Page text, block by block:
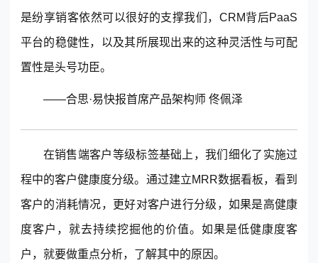
是纷享销客依然可以很好的支撑我们，CRM背后PaaS
平台的稳健性，以及其所展现出来的这种灵活性与可配
置性是头号功臣。
——合思·易快报首席产品架构师 佟佩泽
在销售端客户等级标签基础上，我们细化了实施过
程中的客户健康度分级。通过建立MRR数据看板，看到
客户的消耗情况，更好对客户进行分级，如果是高健康
度客户，就去持续挖掘他的价值。如果是低健康度客
户，就要做重点分析，了解其中的原因。